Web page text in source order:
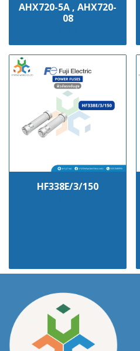
AHX720-5A , AHX720-
08
HF338E/3/150